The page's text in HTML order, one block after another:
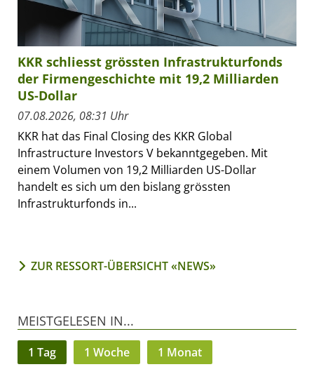
KKR schliesst grössten Infrastrukturfonds
der Firmengeschichte mit 19,2 Milliarden
US-Dollar
07.08.2026, 08:31 Uhr
KKR hat das Final Closing des KKR Global
Infrastructure Investors V bekanntgegeben. Mit
einem Volumen von 19,2 Milliarden US-Dollar
handelt es sich um den bislang grössten
Infrastrukturfonds in...
ZUR RESSORT-ÜBERSICHT «NEWS»
MEISTGELESEN IN...
1 Tag 1 Woche 1 Monat